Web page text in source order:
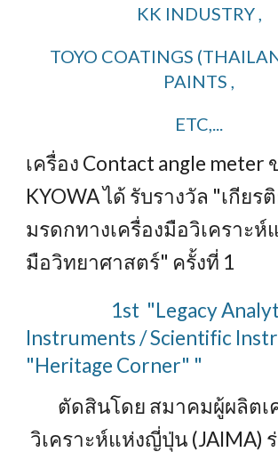
KK INDUSTRY ,
TOYO COATINGS
PAINTS ,
ETC,...
เครื่อง Contact angle meter
KYOWA ได้ รับรางวัล "เกียร
มรดกทางเครื่องมือวิเคราะห์
มือวิทยาศาสตร์" ครั้งที่ 1
1st "Legacy
Instruments / Scientific
"Heritage Corner" "
ตัดสินโดย สมาคมผู้ผลิตเ
วิเคราะห์แห่งญี่ปุ่น (JAIMA)